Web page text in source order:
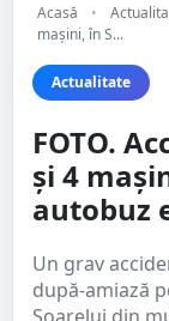
Acasă •
mașini, în S...
Actualitate
FOTO.
și 4
autobuz
Un grav
după-amiază
Soarelui din